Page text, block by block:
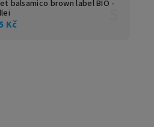
balsamico brown label BIO -
Kč